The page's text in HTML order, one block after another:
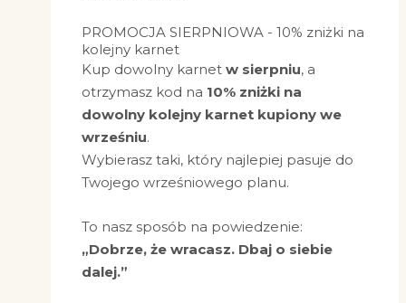
PROMOCJA SIERPNIOWA - 10% zniżki na
kolejny karnet
Kup dowolny karnetw sierpniu, a
otrzymasz kod na 10% zniżki na
dowolny kolejny karnet kupiony we
wrześniu.
Wybierasz taki, który najlepiej pasuje do
Twojego wrześniowego planu.
To nasz sposób na powiedzenie:
„Dobrze, że wracasz. Dbaj o siebie
dalej.”